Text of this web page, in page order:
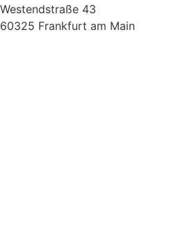
Westendstraße 43
60325 Frankfurt am Main